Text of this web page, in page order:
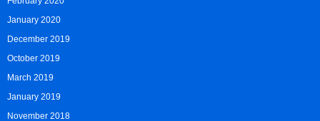
January 2020
December 2019
October 2019
March 2019
January 2019
November 2018